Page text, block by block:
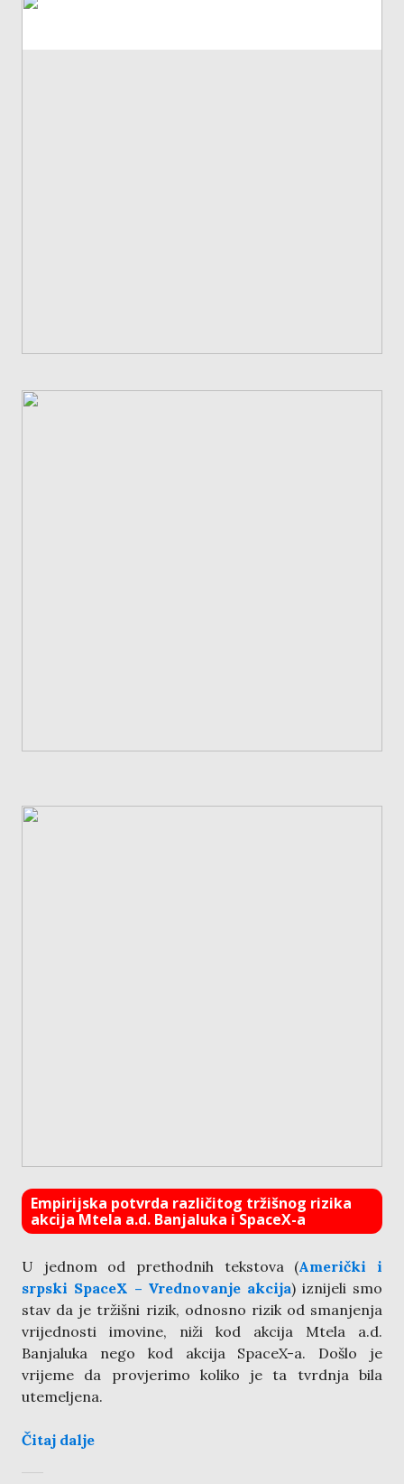
Empirijska potvrda različitog tržišnog rizika
akcija Mtela a.d. Banjaluka i SpaceX-a
U jednom od prethodnih tekstova (Američki i
srpski SpaceX – Vrednovanje akcija) iznijeli smo
stav da je tržišni rizik, odnosno rizik od smanjenja
vrijednosti imovine, niži kod akcija Mtela a.d.
Banjaluka nego kod akcija SpaceX-a. Došlo je
vrijeme da provjerimo koliko je ta tvrdnja bila
utemeljena.
Čitaj dalje